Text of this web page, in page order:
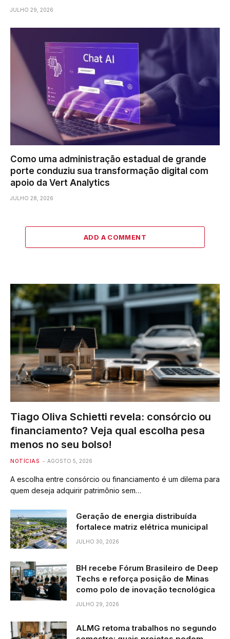
JULHO 29, 2026
Como uma administração estadual de grande
porte conduziu sua transformação digital com
apoio da Vert Analytics
JULHO 28, 2026
ADD A COMMENT
Tiago Oliva Schietti revela: consórcio ou
financiamento? Veja qual escolha pesa
menos no seu bolso!
NOTÍCIAS AGOSTO 5, 2026
A escolha entre consórcio ou financiamento é um dilema para
quem deseja adquirir patrimônio sem…
Geração de energia distribuída
fortalece matriz elétrica municipal
JULHO 30, 2026
BH recebe Fórum Brasileiro de Deep
Techs e reforça posição de Minas
como polo de inovação tecnológica
JULHO 29, 2026
ALMG retoma trabalhos no segundo